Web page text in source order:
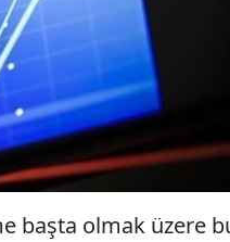
başta olmak üzere